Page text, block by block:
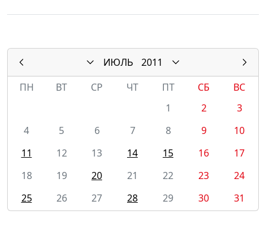
ИЮЛЬ
2011
ПН
ВТ СР ЧТ ПТ СБ
ВС
1
2
3
4
5 6 7 8 9
10
11
12 13 14 15 16
17
18
19 20 21 22 23
24
25
26 27 28 29 30 31